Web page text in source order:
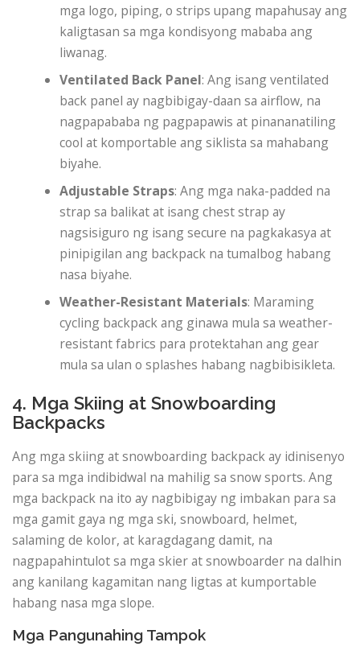
mga logo, piping, o strips upang mapahusay ang
kaligtasan sa mga kondisyong mababa ang
liwanag.
Ventilated Back Panel: Ang isang ventilated
back panel ay nagbibigay-daan sa airflow, na
nagpapababa ng pagpapawis at pinananatiling
cool at komportable ang siklista sa mahabang
biyahe.
Adjustable Straps: Ang mga naka-padded na
strap sa balikat at isang chest strap ay
nagsisiguro ng isang secure na pagkakasya at
pinipigilan ang backpack na tumalbog habang
nasa biyahe.
Weather-Resistant Materials: Maraming
cycling backpack ang ginawa mula sa weather-
resistant fabrics para protektahan ang gear
mula sa ulan o splashes habang nagbibisikleta.
4. Mga Skiing at Snowboarding
Backpacks
Ang mga skiing at snowboarding backpack ay idinisenyo
para sa mga indibidwal na mahilig sa snow sports. Ang
mga backpack na ito ay nagbibigay ng imbakan para sa
mga gamit gaya ng mga ski, snowboard, helmet,
salaming de kolor, at karagdagang damit, na
nagpapahintulot sa mga skier at snowboarder na dalhin
ang kanilang kagamitan nang ligtas at kumportable
habang nasa mga slope.
Mga Pangunahing Tampok